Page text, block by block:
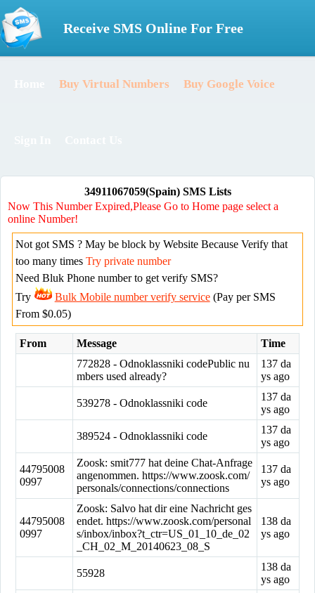
Receive SMS Online For Free
Buy Virtual Numbers Buy Google Voice
34911067059(Spain) SMS Lists
Now This Number Expired,Please Go to Home page select a
online Number!
Not got SMS ? May be block by Website Because Verify that
too many times Try private number
Need Bluk Phone number to get verify SMS?
Try
Bulk Mobile number verify service(Pay per SMS
From $0.05)
From Message
Time
772828 - Odnoklassniki codePublic nu
mbers used already?
137 da
ys ago
539278 - Odnoklassniki code
137 da
ys ago
389524 - Odnoklassniki code
137 da
ys ago
44795008
0997
Zoosk: smit777 hat deine Chat-Anfrage
angenommen. https://www.zoosk.com/
personals/connections/connections
137 da
ys ago
44795008
0997
Zoosk: Salvo hat dir eine Nachricht ges
endet. https://www.zoosk.com/personal
s/inbox/inbox?t_ctr=US_01_10_de_02
_CH_02_M_20140623_08_S
138 da
ys ago
55928
138 da
ys ago